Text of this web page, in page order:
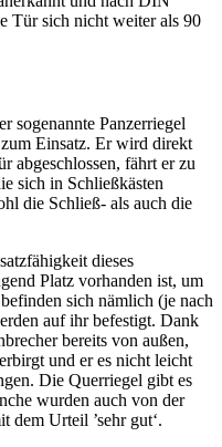
Tür sich nicht weiter als 90
sogenannte Panzerriegel
Einsatz. Er wird direkt
abgeschlossen, fährt er zu
sich in Schließkästen
die Schließ- als auch die
dieses
Platz vorhanden ist, um
sich nämlich (je nach
auf ihr befestigt. Dank
bereits von außen,
und er es nicht leicht
Die Querriegel gibt es
wurden auch von der
dem Urteil ’sehr gut‘.